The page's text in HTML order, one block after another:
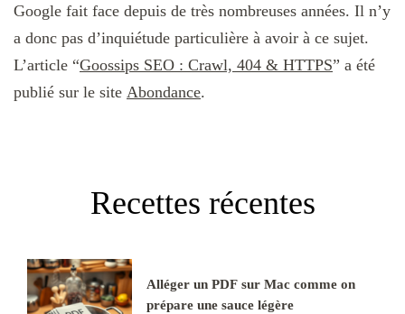
Google fait face depuis de très nombreuses années. Il n’y
a donc pas d’inquiétude particulière à avoir à ce sujet.
L’article “Goossips SEO : Crawl, 404 & HTTPS” a été
publié sur le site Abondance.
Recettes récentes
Alléger un PDF sur Mac comme on
prépare une sauce légère